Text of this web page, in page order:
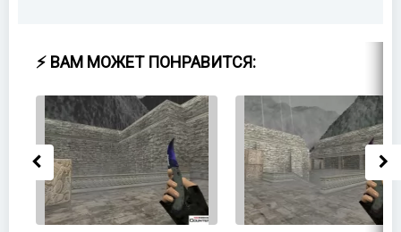
⚡ ВАМ МОЖЕТ ПОНРАВИТСЯ: